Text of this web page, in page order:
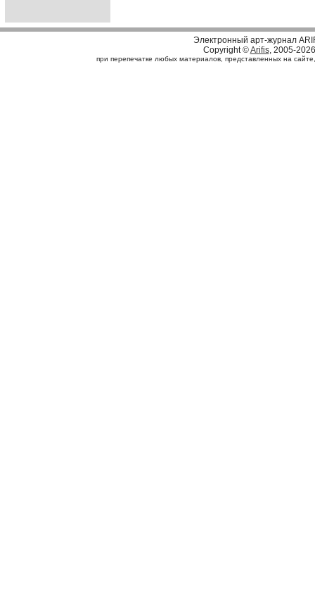
Электронный арт-журнал
Copyright ©Arifis, 2005-2026
при перепечатке любых материалов, представленных на